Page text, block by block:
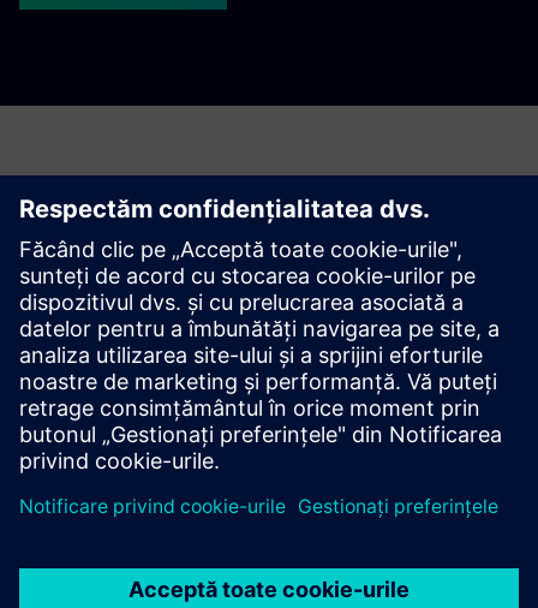
Contact
Dacă sunteți interesat să aflați mai multe despre produsele
și soluțiile Siemens prezentate, nu ezitați să ne contactați.
Contacteaza-ne aici